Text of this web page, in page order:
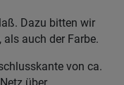
Dazu bitten wir
als auch der Farbe.
von ca.